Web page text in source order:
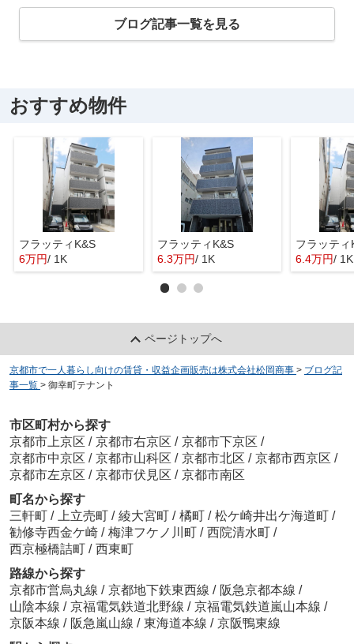
ブログ記事一覧を見る
おすすめ物件
フラッティK&S
6万円/ 1K
フラッティK&S
6.3万円/ 1K
フラッティ
6.4万円/ 1K
ページトップへ
京都市で一人暮らし向けの賃貸・収益企画販売は株式会社松岡商事 > ブログ記
事一覧 > 御幸町テナント
市区町村から探す
京都市上京区 / 京都市右京区 / 京都市下京区 /
京都市中京区 / 京都市山科区 / 京都市北区 / 京都市西京区 /
京都市左京区 / 京都市伏見区 / 京都市南区
町名から探す
三軒町 / 上立売町 / 綾大宮町 / 橘町 / 松ケ崎井出ケ海道町 /
勧修寺西金ケ崎 / 梅津フケノ川町 / 西院清水町 /
西京極橋詰町 / 西東町
路線から探す
京都市営烏丸線 / 京都地下鉄東西線 / 阪急京都本線 /
山陰本線 / 京福電気鉄道北野線 / 京福電気鉄道嵐山本線 /
京阪本線 / 阪急嵐山線 / 東海道本線 / 京阪鴨東線